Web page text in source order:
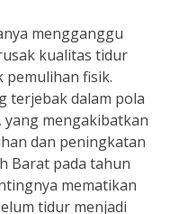
mengganggu
kualitas tidur
fisik.
terjebak dalam pola
yang mengakibatkan
dan peningkatan
Barat pada tahun
mematikan
tidur menjadi